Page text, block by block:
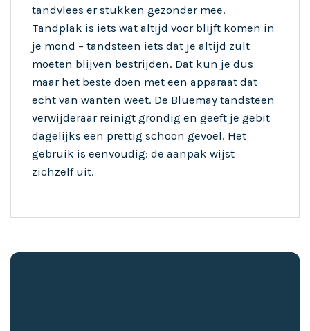
tandvlees er stukken gezonder mee.
Tandplak is iets wat altijd voor blijft komen in
je mond – tandsteen iets dat je altijd zult
moeten blijven bestrijden. Dat kun je dus
maar het beste doen met een apparaat dat
echt van wanten weet. De Bluemay tandsteen
verwijderaar reinigt grondig en geeft je gebit
dagelijks een prettig schoon gevoel. Het
gebruik is eenvoudig: de aanpak wijst
zichzelf uit.